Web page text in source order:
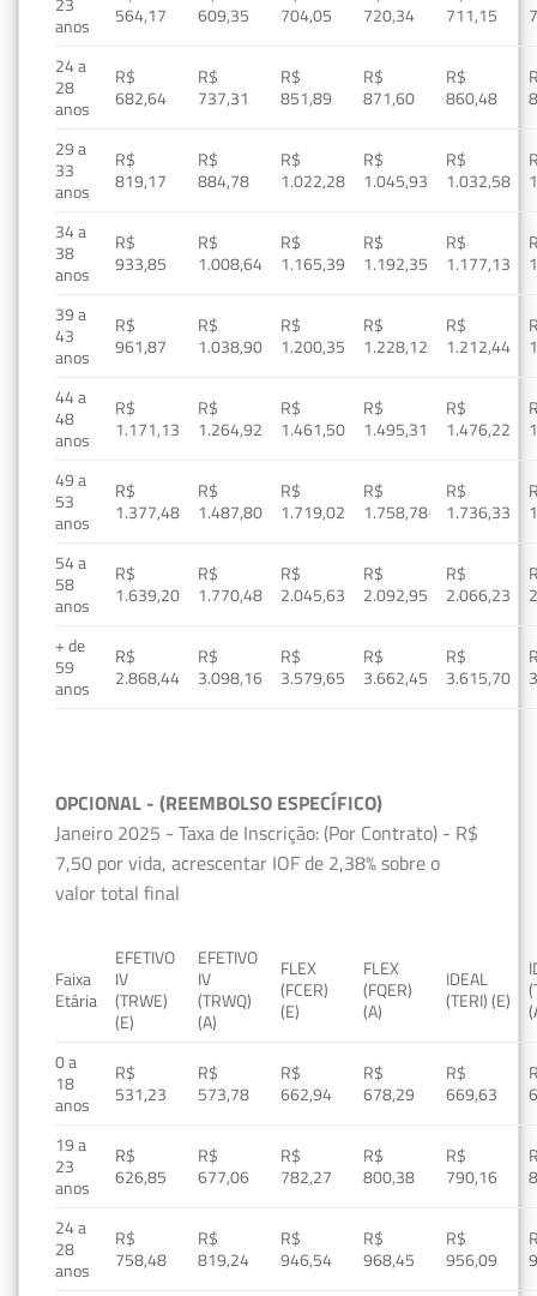
anos
564,17
609,35
704,05
720,34
711,15
24 a
28
anos
R$
682,64
R$
737,31
R$
851,89
R$
871,60
R$
860,48
29 a
33
anos
R$
819,17
R$
884,78
R$
1.022,28
R$
1.045,93
R$
1.032,58
34 a
38
anos
R$
933,85
R$
1.008,64
R$
1.165,39
R$
1.192,35
R$
1.177,13
39 a
43
anos
R$
961,87
R$
1.038,90
R$
1.200,35
R$
1.228,12
R$
1.212,44
44 a
48
anos
R$
1.171,13
R$
1.264,92
R$
1.461,50
R$
1.495,31
R$
1.476,22
49 a
53
anos
R$
1.377,48
R$
1.487,80
R$
1.719,02
R$
1.758,78
R$
1.736,33
54 a
58
anos
R$
1.639,20
R$
1.770,48
R$
2.045,63
R$
2.092,95
R$
2.066,23
+ de
59
anos
R$
2.868,44
R$
3.098,16
R$
3.579,65
R$
3.662,45
R$
3.615,70
OPCIONAL - (REEMBOLSO ESPECÍFICO)
Janeiro 2025 - Taxa de Inscrição: (Por Contrato) - R$
7,50 por vida, acrescentar IOF de 2,38% sobre o
valor total final
Faixa
Etária
EFETIVO
IV
(TRWE)
(E)
EFETIVO
IV
(TRWQ)
(A)
FLEX
(FCER)
(E)
FLEX
(FQER)
(A)
IDEAL
(TERI) (E)
0 a
18
anos
R$
531,23
R$
573,78
R$
662,94
R$
678,29
R$
669,63
19 a
23
anos
R$
626,85
R$
677,06
R$
782,27
R$
800,38
R$
790,16
24 a
28
anos
R$
758,48
R$
819,24
R$
946,54
R$
968,45
R$
956,09